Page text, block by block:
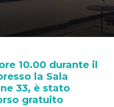
10.00 durante il
la Sala
33, è stato
gratuito